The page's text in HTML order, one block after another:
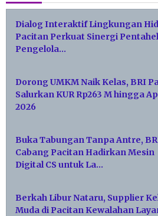
Dialog Interaktif Lingkungan
Pacitan Perkuat Sinergi
Pengelola…
Dorong UMKM Naik Kelas, BRI
Salurkan KUR Rp263 M hingga
2026
Buka Tabungan Tanpa Antre,
Cabang Pacitan Hadirkan Mesin
Digital CS untuk La…
Berkah Libur Nataru, Supplier
Muda di Pacitan Kewalahan